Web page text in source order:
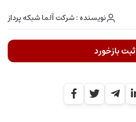
نویسنده : شرکت آلما شبکه پرداز
ثبت بازخورد